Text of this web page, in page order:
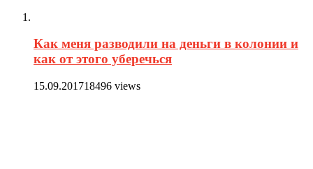
Как меня разводили на деньги в колонии и
как от этого уберечься
15.09.201718496 views